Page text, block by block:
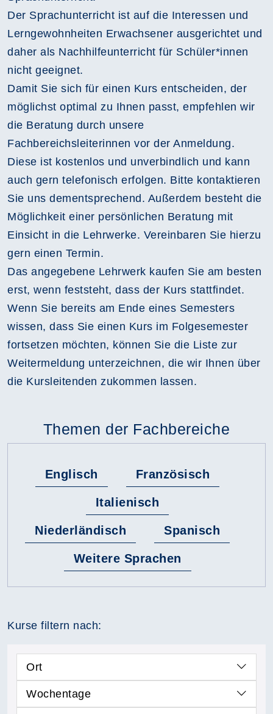
Der Sprachunterricht ist auf die Interessen und
Lerngewohnheiten Erwachsener ausgerichtet und
daher als Nachhilfeunterricht für Schüler*innen
nicht geeignet.
Damit Sie sich für einen Kurs entscheiden, der
möglichst optimal zu Ihnen passt, empfehlen wir
die Beratung durch unsere
Fachbereichsleiterinnen vor der Anmeldung.
Diese ist kostenlos und unverbindlich und kann
auch gern telefonisch erfolgen. Bitte kontaktieren
Sie uns dementsprechend. Außerdem besteht die
Möglichkeit einer persönlichen Beratung mit
Einsicht in die Lehrwerke. Vereinbaren Sie hierzu
gern einen Termin.
Das angegebene Lehrwerk kaufen Sie am besten
erst, wenn feststeht, dass der Kurs stattfindet.
Wenn Sie bereits am Ende eines Semesters
wissen, dass Sie einen Kurs im Folgesemester
fortsetzen möchten, können Sie die Liste zur
Weitermeldung unterzeichnen, die wir Ihnen über
die Kursleitenden zukommen lassen.
Themen der Fachbereiche
Englisch Französisch
Italienisch
Niederländisch Spanisch
Weitere Sprachen
Kurse filtern nach:
Ort
Wochentage